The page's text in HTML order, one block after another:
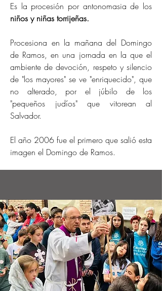
Es la procesión por antonomasia de los
niños y niñas torrijeñas.
Procesiona en la mañana del Domingo
de Ramos, en una jornada en la que el
ambiente de devoción, respeto y silencio
de "los mayores" se ve "enriquecido", que
no alterado, por el júbilo de los
"pequeños judíos" que vitorean al
Salvador.
El año 2006 fue el primero que salió esta
imagen el Domingo de Ramos.